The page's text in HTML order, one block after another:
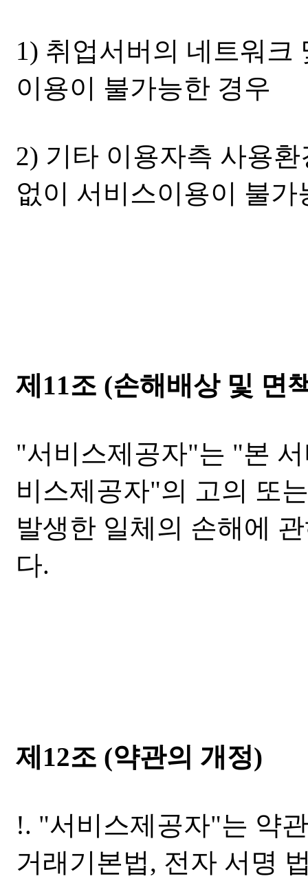
1) 취업서버의 네트워크
이용이 불가능한 경우
2) 기타 이용자측 사용
없이 서비스이용이 불가
제11조 (손해배상 및 면
"서비스제공자"는 "본
비스제공자"의 고의 또
발생한 일체의 손해에
다.
제12조 (약관의 개정)
!. "서비스제공자"는 약
거래기본법, 전자 서명